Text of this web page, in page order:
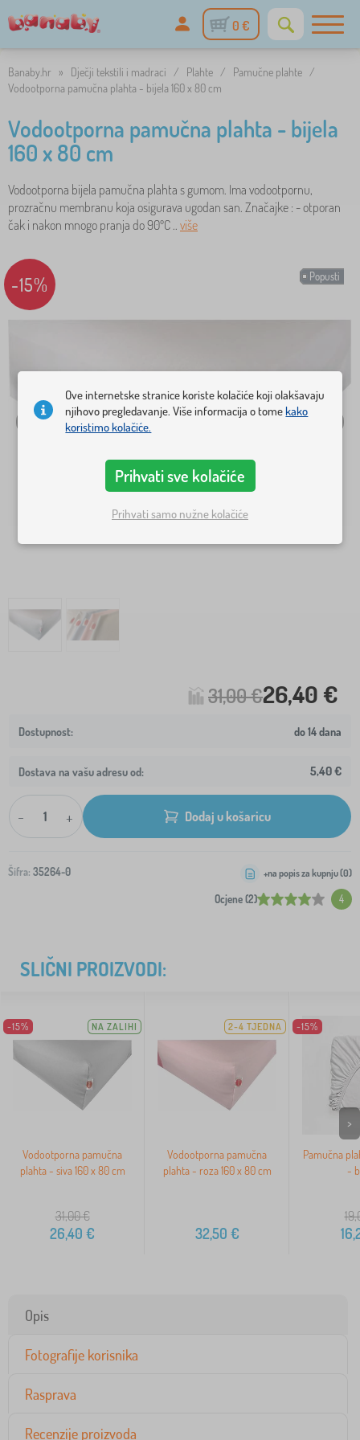
0 €
Banaby.hr » Dječji tekstili i madraci / Plahte / Pamučne plahte /
Vodootporna pamučna plahta - bijela 160 x 80 cm
Vodootporna pamučna plahta - bijela
160 x 80 cm
Vodootporna bijela pamučna plahta s gumom. Ima vodootpornu,
prozračnu membranu koja osigurava ugodan san. Značajke : - otporan
čak i nakon mnogo pranja do 90ºC .. više
Popusti
-15%
31,00 €26,40 €
do 14 dana
Dostava na vašu adresu od: 5,40 €
- + Dodaj u košaricu
Šifra: 35264-0
Ocjene (2) 4
+na popis za kupnju (0)
SLIČNI PROIZVODI:
-15% NA ZALIHI
Vodootporna pamučna
plahta - siva 160 x 80 cm
31,00€
26,40 €
2-4 TJEDNA
Vodootporna pamučna
plahta - roza 160 x 80 cm
32,50 €
-15%
Pamučna
-
>
Opis
Fotografije korisnika
Rasprava
Recenzije proizvoda
Ove internetske stranice koriste kolačiće koji olakšavaju
njihovo pregledavanje. Više informacija o tomekako
koristimo kolačiće.
Prihvati sve kolačiće
Prihvati samo nužne kolačiće